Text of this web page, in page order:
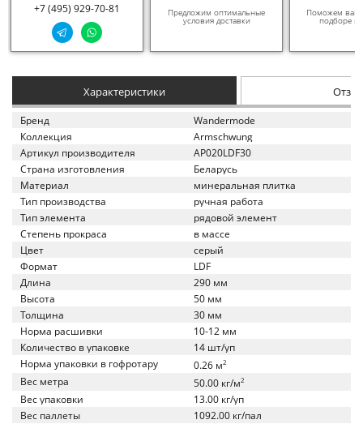
+7 (495) 929-70-81 Предложим оптимальные
условия доставки
Поможем вам
подборе
Характеристики
Бренд
Wandermode
Коллекция
Armschwung
Артикул производителя
AP020LDF30
Страна изготовления
Беларусь
Материал
минеральная плитка
Тип производства
ручная работа
Тип элемента
рядовой элемент
Степень прокраса
в массе
Цвет
серый
Формат
LDF
Длина
290 мм
Высота
50 мм
Толщина
30 мм
Норма расшивки
10-12 мм
Количество в упаковке
14 шт/уп
Норма упаковки в гофротару
0.26 м2
Вес метра 50.00 кг/м2
Вес упаковки
13.00 кг/уп
Вес паллеты
1092.00 кг/пал